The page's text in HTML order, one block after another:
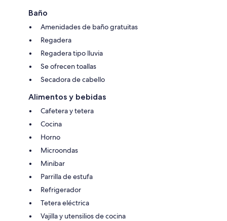
Baño
Amenidades de baño gratuitas
Regadera
Regadera tipo lluvia
Se ofrecen toallas
Secadora de cabello
Alimentos y bebidas
Cafetera y tetera
Cocina
Horno
Microondas
Minibar
Parrilla de estufa
Refrigerador
Tetera eléctrica
Vajilla y utensilios de cocina